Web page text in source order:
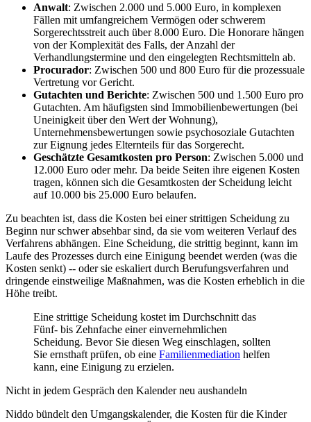
Anwalt: Zwischen 2.000 und 5.000 Euro, in komplexen
Fällen mit umfangreichem Vermögen oder schwerem
Sorgerechtsstreit auch über 8.000 Euro. Die Honorare hängen
von der Komplexität des Falls, der Anzahl der
Verhandlungstermine und den eingelegten Rechtsmitteln ab.
Procurador: Zwischen 500 und 800 Euro für die prozessuale
Vertretung vor Gericht.
Gutachten und Berichte: Zwischen 500 und 1.500 Euro pro
Gutachten. Am häufigsten sind Immobilienbewertungen (bei
Uneinigkeit über den Wert der Wohnung),
Unternehmensbewertungen sowie psychosoziale Gutachten
zur Eignung jedes Elternteils für das Sorgerecht.
Geschätzte Gesamtkosten pro Person: Zwischen 5.000 und
12.000 Euro oder mehr. Da beide Seiten ihre eigenen Kosten
tragen, können sich die Gesamtkosten der Scheidung leicht
auf 10.000 bis 25.000 Euro belaufen.
Zu beachten ist, dass die Kosten bei einer strittigen Scheidung zu
Beginn nur schwer absehbar sind, da sie vom weiteren Verlauf des
Verfahrens abhängen. Eine Scheidung, die strittig beginnt, kann im
Laufe des Prozesses durch eine Einigung beendet werden (was die
Kosten senkt) -- oder sie eskaliert durch Berufungsverfahren und
dringende einstweilige Maßnahmen, was die Kosten erheblich in die
Höhe treibt.
Eine strittige Scheidung kostet im Durchschnitt das
Fünf- bis Zehnfache einer einvernehmlichen
Scheidung. Bevor Sie diesen Weg einschlagen, sollten
Sie ernsthaft prüfen, ob eine Familienmediation helfen
kann, eine Einigung zu erzielen.
Nicht in jedem Gespräch den Kalender neu aushandeln
Niddo bündelt den Umgangskalender, die Kosten für die Kinder